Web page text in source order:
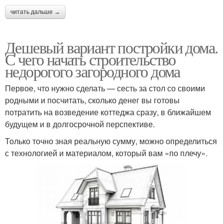
читать дальше →
Дешевый вариант постройки дома.
С чего начать строительство
недорогого загородного дома
Первое, что нужно сделать — сесть за стол со своими
родными и посчитать, сколько денег вы готовы
потратить на возведение коттеджа сразу, в ближайшем
будущем и в долгосрочной перспективе.
Только точно зная реальную сумму, можно определиться
с технологией и материалом, который вам «по плечу».